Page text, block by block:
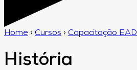
Home › Cursos › Capacitação EAD
História